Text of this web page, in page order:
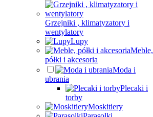
Grzejniki , klimatyzatory i
wentylatory
Lupy
Meble,
półki i akcesoria
Moda i
ubrania
Plecaki i
torby
Moskitiery